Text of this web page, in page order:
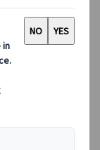
in dieser